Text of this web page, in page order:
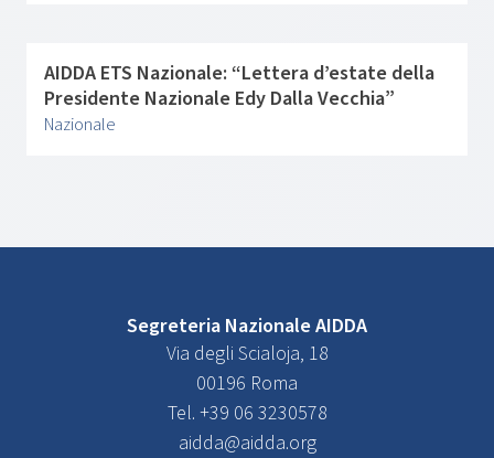
AIDDA ETS Nazionale: “Lettera d’estate della
Presidente Nazionale Edy Dalla Vecchia”
Nazionale
Segreteria Nazionale AIDDA
Via degli Scialoja, 18
00196 Roma
Tel. +39 06 3230578
aidda@aidda.org